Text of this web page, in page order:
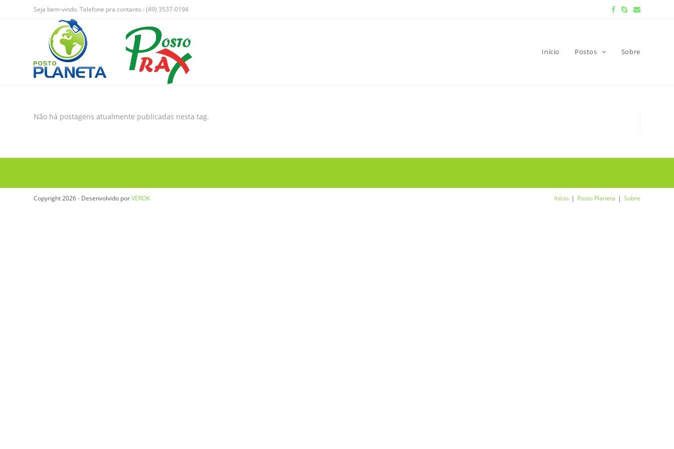
Seja bem-vindo. Telefone pra contanto : (49) 3537-0194
Início Postos Sobre
Não há postagens atualmente publicadas nesta tag.
Início Posto Planeta Sobre
Copyright 2026 - Desenvolvido porVEROK